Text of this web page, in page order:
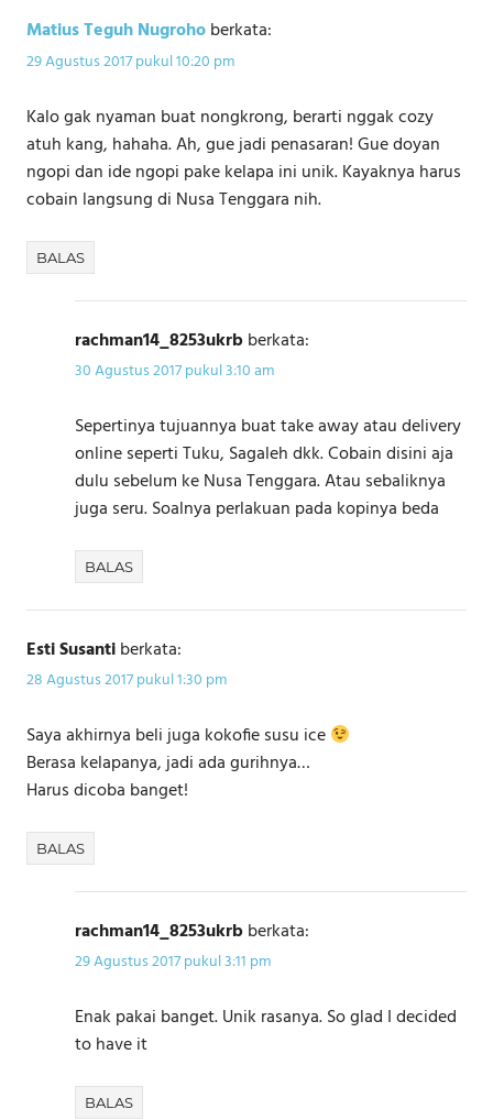
Matius Teguh Nugrohoberkata:
29 Agustus 2017 pukul 10:20 pm
Kalo gak nyaman buat nongkrong, berarti nggak cozy
atuh kang, hahaha. Ah, gue jadi penasaran! Gue doyan
ngopi dan ide ngopi pake kelapa ini unik. Kayaknya harus
cobain langsung di Nusa Tenggara nih.
BALAS
rachman14_8253ukrbberkata:
30 Agustus 2017 pukul 3:10 am
Sepertinya tujuannya buat take away atau delivery
online seperti Tuku, Sagaleh dkk. Cobain disini aja
dulu sebelum ke Nusa Tenggara. Atau sebaliknya
juga seru. Soalnya perlakuan pada kopinya beda
BALAS
Esti Susantiberkata:
28 Agustus 2017 pukul 1:30 pm
Saya akhirnya beli juga kokofie susu ice
Berasa kelapanya, jadi ada gurihnya…
Harus dicoba banget!
BALAS
rachman14_8253ukrbberkata:
29 Agustus 2017 pukul 3:11 pm
Enak pakai banget. Unik rasanya. So glad I decided
to have it
BALAS